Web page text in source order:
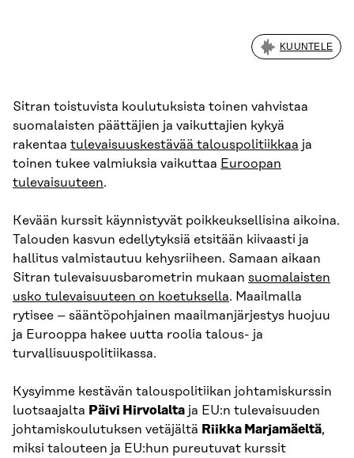
KUUNTELE
Sitran toistuvista koulutuksista toinen vahvistaa
suomalaisten päättäjien ja vaikuttajien kykyä
rakentaa tulevaisuuskestävää talouspolitiikkaa ja
toinen tukee valmiuksia vaikuttaa Euroopan
tulevaisuuteen.
Kevään kurssit käynnistyvät poikkeuksellisina aikoina.
Talouden kasvun edellytyksiä etsitään kiivaasti ja
hallitus valmistautuu kehysriiheen. Samaan aikaan
Sitran tulevaisuusbarometrin mukaan suomalaisten
usko tulevaisuuteen on koetuksella. Maailmalla
rytisee – sääntöpohjainen maailmanjärjestys huojuu
ja Eurooppa hakee uutta roolia talous- ja
turvallisuuspolitiikassa.
Kysyimme kestävän talouspolitiikan johtamiskurssin
luotsaajalta Päivi Hirvolalta ja EU:n tulevaisuuden
johtamiskoulutuksen vetäjältä Riikka Marjamäeltä,
miksi talouteen ja EU:hun pureutuvat kurssit